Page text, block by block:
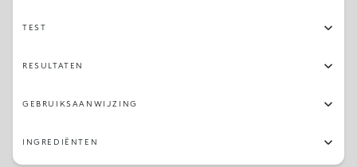
TEST
RESULTATEN
GEBRUIKSAANWIJZING
INGREDIËNTEN